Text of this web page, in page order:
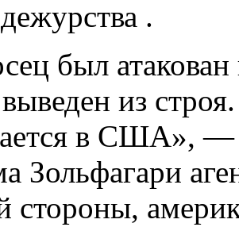
.
был
из
в США», —
Зольфагари
стороны,